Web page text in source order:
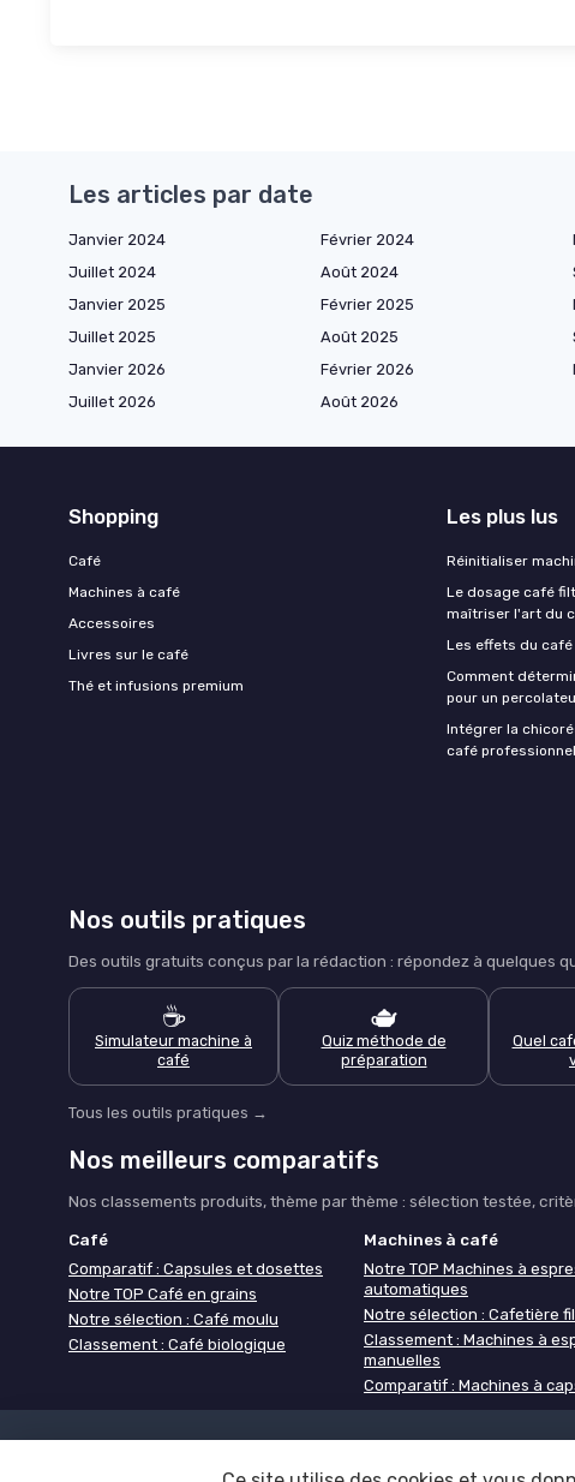
Les articles par date
Janvier 2024 Février 2024
Juillet 2024
Août 2024
Janvier 2025
Février 2025
Juillet 2025
Août 2025
Janvier 2026
Février 2026
Juillet 2026
Août 2026
Shopping
Café
Machines à café
Accessoires
Livres sur le café
Thé et infusions premium
Les plus lus
Réinitialiser
Le dosage café
maîtriser l'art du
Les effets du
Comment
pour un
Intégrer la
café
Nos outils pratiques
Des outils gratuits conçus par la rédaction : répondez à quelques
☕
Simulateur machine à
café
🫖
Quiz méthode de
préparation
Quel
Tous les outils pratiques →
Nos meilleurs comparatifs
Nos classements produits, thème par thème : sélection testée,
Café
Comparatif : Capsules et dosettes
Notre TOP Café en grains
Notre sélection : Café moulu
Classement : Café biologique
Machines à café
Notre TOP Machines à
automatiques
Notre sélection : Cafetière
Classement : Machines à
manuelles
Comparatif : Machines à